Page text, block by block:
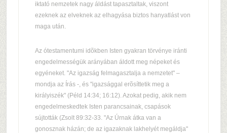
iktató nemzetek nagy áldást tapasztaltak, viszont
ezeknek az elveknek az elhagyása biztos hanyatlást von
maga után.
Az ótestamentumi idõkben Isten gyakran törvénye iránti
engedelmességük arányában áldott meg népeket és
egyéneket. "Az igazság felmagasztalja a nemzetet" –
mondja az Írás -, és "igazsággal erõsíttetik meg a
királyiszék" (Péld 14:34; 16:12). Azokat pedig, akik nem
engedelmeskedtek Isten parancsainak, csapások
sújtották (Zsolt 89:32-33. "Az Úrnak átka van a
gonosznak házán; de az igazaknak lakhelyét megáldja"